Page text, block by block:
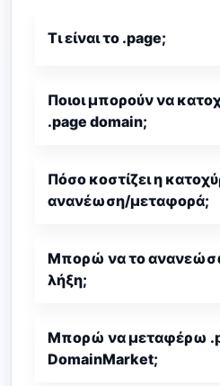
Τι είναι το .page;
Ποιοι μπορούν να
.page domain;
Πόσο κοστίζει η
ανανέωση/μεταφορά;
Μπορώ να το
λήξη;
Μπορώ να μεταφέρω
DomainMarket;